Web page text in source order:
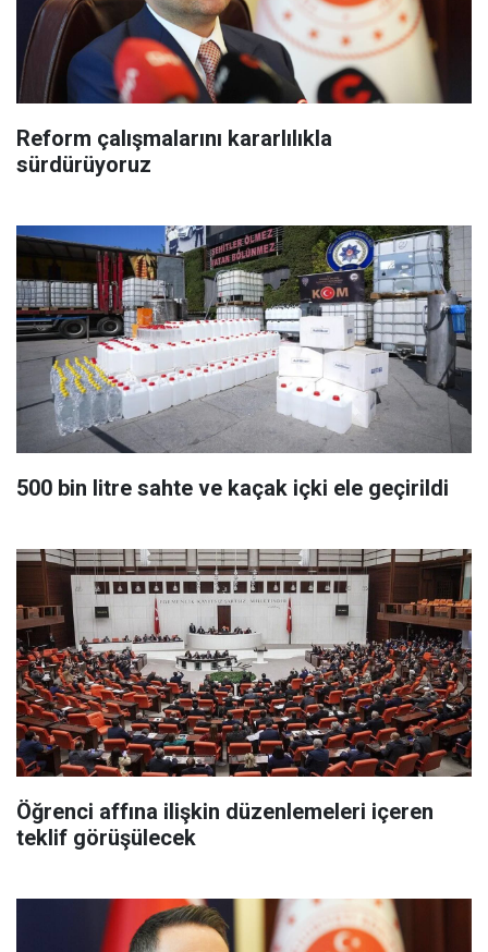
Reform çalışmalarını kararlılıkla
sürdürüyoruz
500 bin litre sahte ve kaçak içki ele geçirildi
Öğrenci affına ilişkin düzenlemeleri içeren
teklif görüşülecek